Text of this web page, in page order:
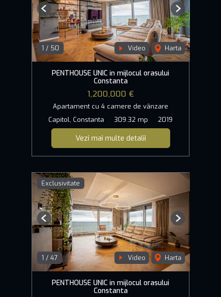
1 / 50 Video Harta
Previous Next
PENTHOUSE UNIC in mijlocul orasului
Constanta
1,200,000 €
Apartament cu 4 camere de vânzare
Capitol, Constanta
309.32 mp 2019
Vezi mai multe detalii
Exclusivitate
1 / 47 Video Harta
Previous Next
PENTHOUSE UNIC in mijlocul orasului
Constanta